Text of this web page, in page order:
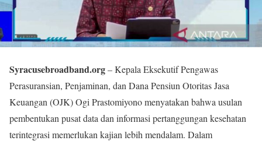
Syracusebroadband.org– Kepala Eksekutif Pengawas
Perasuransian, Penjaminan, dan Dana Pensiun Otoritas Jasa
Keuangan (OJK) Ogi Prastomiyono menyatakan bahwa usulan
pembentukan pusat data dan informasi pertanggungan kesehatan
terintegrasi memerlukan kajian lebih mendalam. Dalam